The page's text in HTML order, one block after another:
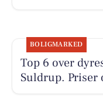
BOLIGMARKED
Top 6 over
Suldrup.